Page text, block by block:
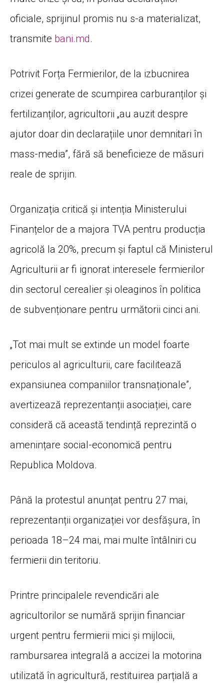
oficiale, sprijinul promis nu s-a materializat,
transmite bani.md.
Potrivit Forța Fermierilor, de la izbucnirea
crizei generate de scumpirea carburanților și
fertilizanților, agricultorii „au auzit despre
ajutor doar din declarațiile unor demnitari în
mass-media”, fără să beneficieze de măsuri
reale de sprijin.
Organizația critică și intenția Ministerului
Finanțelor de a majora TVA pentru producția
agricolă la 20%, precum și faptul că Ministerul
Agriculturii ar fi ignorat interesele fermierilor
din sectorul cerealier și oleaginos în politica
de subvenționare pentru următorii cinci ani.
„Tot mai mult se extinde un model foarte
periculos al agriculturii, care facilitează
expansiunea companiilor transnaționale”,
avertizează reprezentanții asociației, care
consideră că această tendință reprezintă o
amenințare social-economică pentru
Republica Moldova.
Până la protestul anunțat pentru 27 mai,
reprezentanții organizației vor desfășura, în
perioada 18–24 mai, mai multe întâlniri cu
fermierii din teritoriu.
Printre principalele revendicări ale
agricultorilor se numără sprijin financiar
urgent pentru fermierii mici și mijlocii,
rambursarea integrală a accizei la motorina
utilizată în agricultură, restituirea parțială a